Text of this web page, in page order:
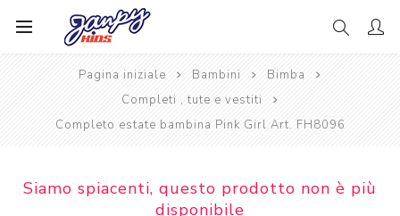
Pagina iniziale Bambini
Bimba
Completi , tute e vestiti
Completo estate bambina Pink Girl Art. FH8096
Siamo spiacenti, questo prodotto non è più
disponibile